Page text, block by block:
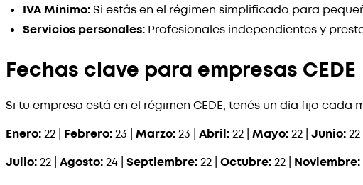
IVA Mínimo:Si estás en el régimen simplificado para
Servicios personales: Profesionales independientes y
Fechas clave para empresas CEDE
Si tu empresa está en el régimen CEDE, tenés un día fijo
Enero:22 | Febrero:23 | Marzo:23 | Abril:22 | Mayo:22 | Junio:22
Julio:22 | Agosto:24 | Septiembre:22 | Octubre:22 | Noviembre: